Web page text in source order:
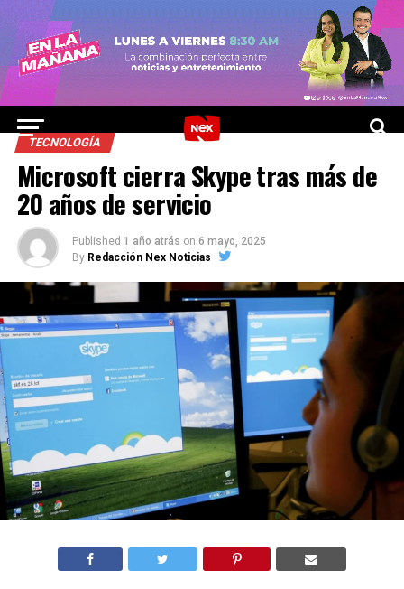
TECNOLOGÍA
Microsoft cierra Skype tras más de
20 años de servicio
Published 1 año atrás on 6 mayo, 2025
By Redacción Nex Noticias